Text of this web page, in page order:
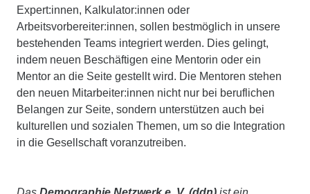
Expert:innen, Kalkulator:innen oder
Arbeitsvorbereiter:innen, sollen bestmöglich in unsere
bestehenden Teams integriert werden. Dies gelingt,
indem neuen Beschäftigen eine Mentorin oder ein
Mentor an die Seite gestellt wird. Die Mentoren stehen
den neuen Mitarbeiter:innen nicht nur bei beruflichen
Belangen zur Seite, sondern unterstützen auch bei
kulturellen und sozialen Themen, um so die Integration
in die Gesellschaft voranzutreiben.